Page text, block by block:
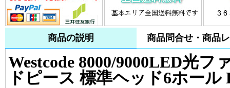
商品の説明 商品問合せ・商品
Westcode 8000/9000LED光
ドピース 標準ヘッド6ホー